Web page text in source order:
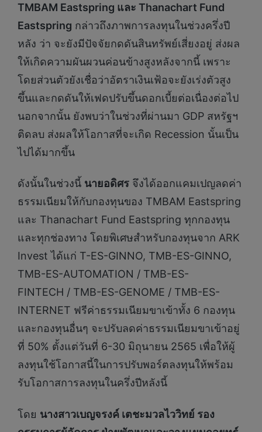
TMBAM Eastspring และ Thanachart Fund
Eastspring กล่าวถึงภาพการลงทุนในช่วงครึ่งปี
หลัง ว่า จะยังมีปัจจัยกดดันสินทรัพย์เสี่ยงอยู่ ส่งผล
ให้เกิดความผันผวนค่อนข้างสูงหลังจากนี้ เพราะ
โดยส่วนตัวยังเชื่อว่าอัตราเงินเฟ้อจะยังเร่งตัวสูง
ขึ้นและกดดันให้เฟดปรับขึ้นดอกเบี้ยต่อเนื่องต่อไป
นอกจากนั้น ยังพบว่าในช่วงที่ผ่านมา GDP สหรัฐฯ
ติดลบ ส่งผลให้โอกาสที่จะเกิด Recession นั้นเป็น
ไปได้มากขึ้น
ดังนั้นในช่วงนี้ นายอดิศร จึงได้ออกแคมเปญลดค่า
ธรรมเนียมให้กับกองทุนของ TMBAM Eastspring
และ Thanachart Fund Eastspring ทุกกองทุน
และทุกช่องทาง โดยพิเศษสำหรับกองทุนจาก ARK
Invest ได้แก่ T-ES-GINNO, TMB-ES-GINNO,
TMB-ES-AUTOMATION / TMB-ES-
FINTECH / TMB-ES-GENOME / TMB-ES-
INTERNET ฟรีค่าธรรมเนียมขาเข้าทั้ง 6 กองทุน
และกองทุนอื่นๆ จะปรับลดค่าธรรมเนียมขาเข้าอยู่
ที่ 50% ตั้งแต่วันที่ 6-30 มิถุนายน 2565 เพื่อให้ผู้
ลงทุนใช้โอกาสนี้ในการปรับพอร์ตลงทุนให้พร้อม
รับโอกาสการลงทุนในครึ่งปีหลังนี้
โดย นางสาวเบญจรงค์ เตชะมวลไววิทย์ รอง